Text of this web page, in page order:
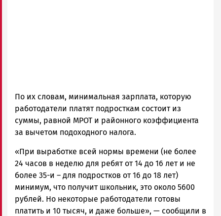
По их словам, минимальная зарплата, которую
работодатели платят подросткам состоит из
суммы, равной МРОТ и районного коэффициента
за вычетом подоходного налога.
«При выработке всей нормы времени (не более
24 часов в неделю для ребят от 14 до 16 лет и не
более 35-и – для подростков от 16 до 18 лет)
минимум, что получит школьник, это около 5600
рублей. Но некоторые работодатели готовы
платить и 10 тысяч, и даже больше», — сообщили в